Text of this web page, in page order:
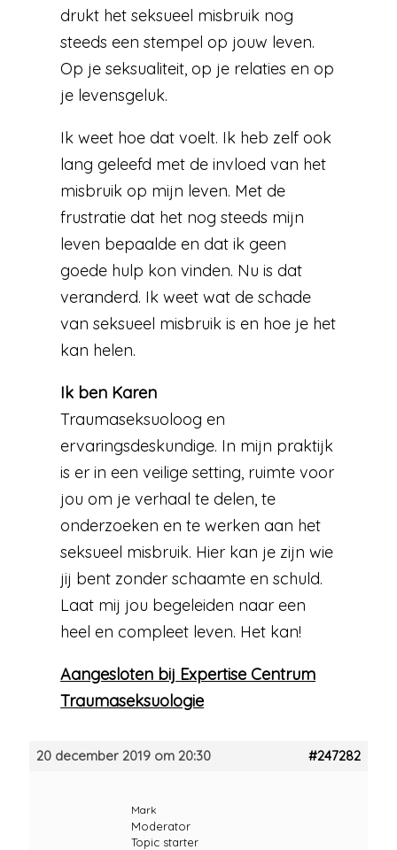
drukt het seksueel misbruik nog
steeds een stempel op jouw leven.
Op je seksualiteit, op je relaties en op
je levensgeluk.
Ik weet hoe dat voelt. Ik heb zelf ook
lang geleefd met de invloed van het
misbruik op mijn leven. Met de
frustratie dat het nog steeds mijn
leven bepaalde en dat ik geen
goede hulp kon vinden. Nu is dat
veranderd. Ik weet wat de schade
van seksueel misbruik is en hoe je het
kan helen.
Ik ben Karen
Traumaseksuoloog en
ervaringsdeskundige. In mijn praktijk
is er in een veilige setting, ruimte voor
jou om je verhaal te delen, te
onderzoeken en te werken aan het
seksueel misbruik. Hier kan je zijn wie
jij bent zonder schaamte en schuld.
Laat mij jou begeleiden naar een
heel en compleet leven. Het kan!
Aangesloten bij Expertise Centrum
Traumaseksuologie
20 december 2019 om 20:30 #247282
Mark
Moderator
Topic starter